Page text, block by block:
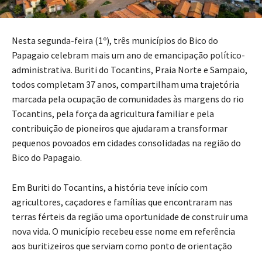
Nesta segunda-feira (1º), três municípios do Bico do
Papagaio celebram mais um ano de emancipação político-
administrativa. Buriti do Tocantins, Praia Norte e Sampaio,
todos completam 37 anos, compartilham uma trajetória
marcada pela ocupação de comunidades às margens do rio
Tocantins, pela força da agricultura familiar e pela
contribuição de pioneiros que ajudaram a transformar
pequenos povoados em cidades consolidadas na região do
Bico do Papagaio.
Em Buriti do Tocantins, a história teve início com
agricultores, caçadores e famílias que encontraram nas
terras férteis da região uma oportunidade de construir uma
nova vida. O município recebeu esse nome em referência
aos buritizeiros que serviam como ponto de orientação